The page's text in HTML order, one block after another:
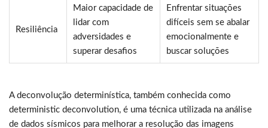
Resiliência
Maior capacidade de
lidar com
adversidades e
superar desafios
Enfrentar situações
difíceis sem se abalar
emocionalmente e
buscar soluções
A deconvolução determinística, também conhecida como
deterministic deconvolution, é uma técnica utilizada na análise
de dados sísmicos para melhorar a resolução das imagens